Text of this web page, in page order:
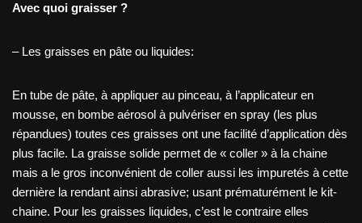
Avec quoi graisser ?
– Les graisses en pâte ou liquides:
En tube de pâte, à appliquer au pinceau, à l’applicateur en
mousse, en bombe aérosol à pulvériser en spray (les plus
répandues) toutes ces graisses ont une facilité d’application dès
plus facile. La graisse solide permet de « coller » à la chaine
mais a le gros inconvénient de coller aussi les impuretés à cette
dernière la rendant ainsi abrasive; usant prématurément le kit-
chaine. Pour les graisses liquides, c’est le contraire elles